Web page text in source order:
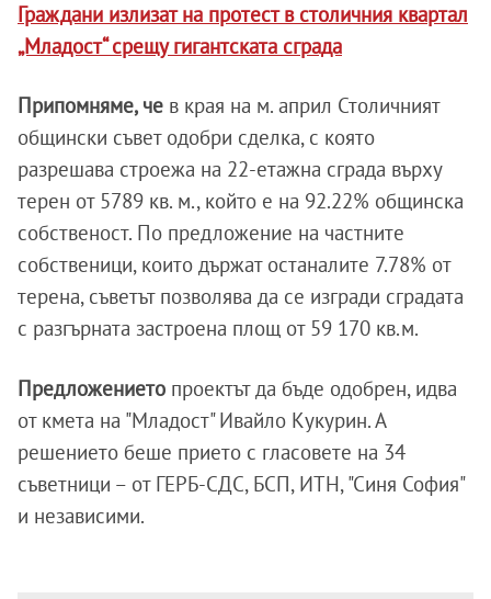
Граждани излизат на протест в столичния квартал
„Младост“ срещу гигантската сграда
Припомняме, че в края на м. април Столичният
общински съвет одобри сделка, с която
разрешава строежа на 22-етажна сграда върху
терен от 5789 кв. м., който е на 92.22% общинска
собственост. По предложение на частните
собственици, които държат останалите 7.78% от
терена, съветът позволява да се изгради сградата
с разгърната застроена площ от 59 170 кв.м.
Предложението проектът да бъде одобрен, идва
от кмета на "Младост" Ивайло Кукурин. А
решението беше прието с гласовете на 34
съветници – от ГЕРБ-СДС, БСП, ИТН, "Синя София"
и независими.